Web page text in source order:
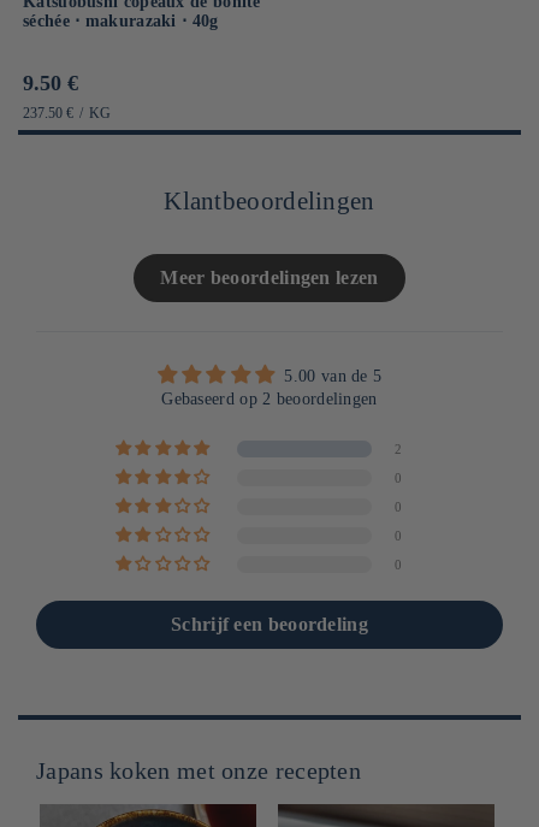
séchée ⋅ makurazaki ⋅ 40g
Prix
habituel
9.50 €
PRIX
UNITAIRE
237.50 € / PAR
KG
Klantbeoordelingen
Meer beoordelingen lezen
5.00 van de 5
Gebaseerd op 2 beoordelingen
2
0
0
0
0
Schrijf een beoordeling
Japans koken met onze recepten